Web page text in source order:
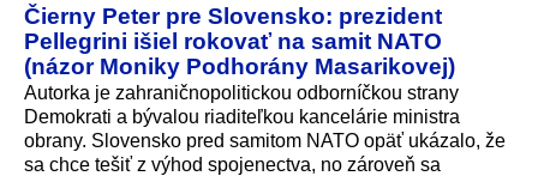
Čierny Peter pre Slovensko: prezident
Pellegrini išiel rokovať na samit NATO
(názor Moniky Podhorány Masarikovej)
Autorka je zahraničnopoli­tickou odborníčkou strany
Demokrati a bývalou riaditeľkou kancelárie ministra
obrany. Slovensko pred samitom NATO opäť ukázalo, že
sa chce tešiť z výhod spojenectva, no zároveň sa